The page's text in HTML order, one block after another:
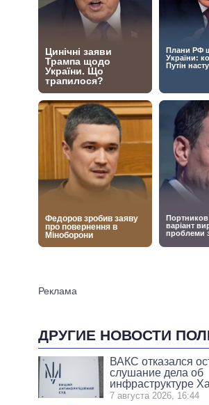
ДРУГИЕ НОВОСТИ
ВАКС отказался
слушание дела об
инфраструктуре
7 августа 2026, 16:44